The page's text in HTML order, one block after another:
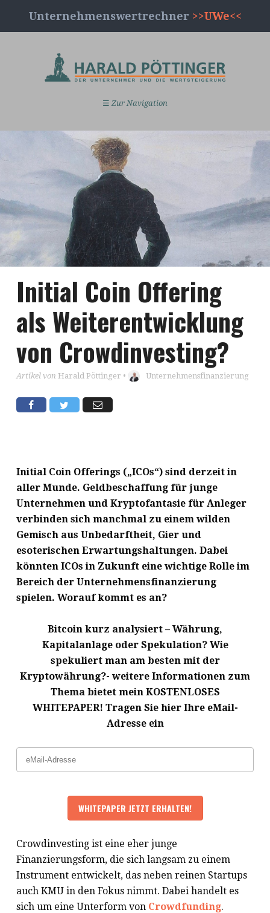
Unternehmenswertrechner >>UWe<<
☰ Zur Navigation
Initial Coin Offering
als Weiterentwicklung
von Crowdinvesting?
Artikel von Harald Pöttinger • Unternehmensfinanzierung
Initial Coin Offerings („ICOs“) sind derzeit in
aller Munde. Geldbeschaffung für junge
Unternehmen und Kryptofantasie für Anleger
verbinden sich manchmal zu einem wilden
Gemisch aus Unbedarftheit, Gier und
esoterischen Erwartungshaltungen. Dabei
könnten ICOs in Zukunft eine wichtige Rolle im
Bereich der Unternehmensfinanzierung
spielen. Worauf kommt es an?
Bitcoin kurz analysiert – Währung,
Kapitalanlage oder Spekulation? Wie
spekuliert man am besten mit der
Kryptowährung?- weitere Informationen zum
Thema bietet mein KOSTENLOSES
WHITEPAPER! Tragen Sie hier Ihre eMail-
Adresse ein
Crowdinvesting ist eine eher junge
Finanzierungsform, die sich langsam zu einem
Instrument entwickelt, das neben reinen Startups
auch KMU in den Fokus nimmt. Dabei handelt es
sich um eine Unterform von Crowdfunding.